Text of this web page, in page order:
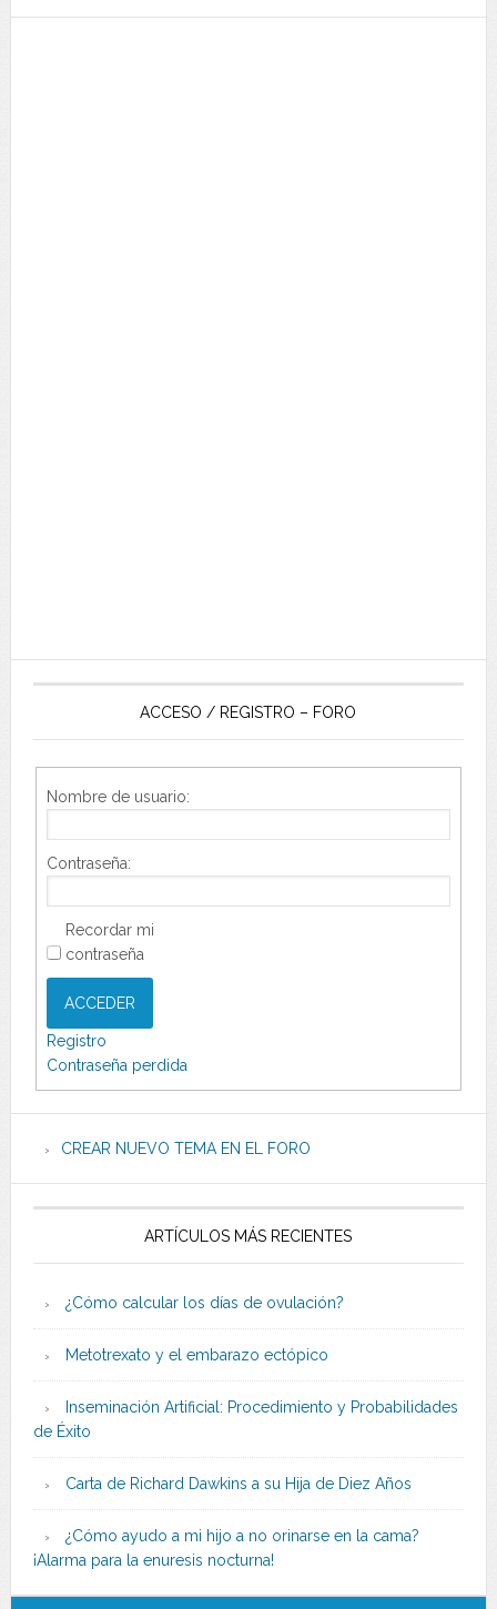
ACCESO / REGISTRO – FORO
Nombre de usuario:
Contraseña:
Recordar mi
contraseña
ACCEDER
Registro
Contraseña perdida
CREAR NUEVO TEMA EN EL FORO
ARTÍCULOS MÁS RECIENTES
¿Cómo calcular los días de ovulación?
Metotrexato y el embarazo ectópico
Inseminación Artificial: Procedimiento y Probabilidades
de Éxito
Carta de Richard Dawkins a su Hija de Diez Años
¿Cómo ayudo a mi hijo a no orinarse en la cama?
¡Alarma para la enuresis nocturna!